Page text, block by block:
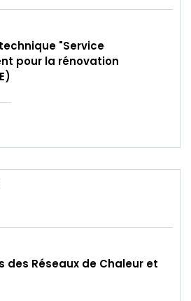
"Service
pour la rénovation
des Réseaux de Chaleur et